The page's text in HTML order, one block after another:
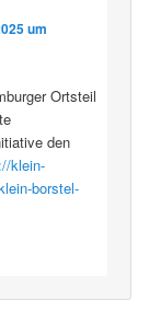
um
Ortsteil
den
klein-
borstel-